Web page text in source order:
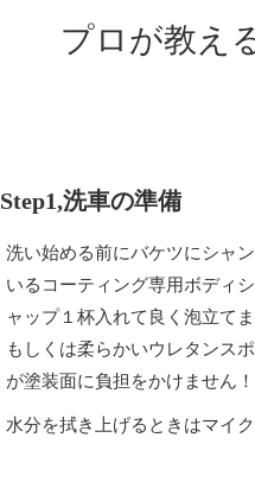
プロが教え
Step1,洗車の準備
洗い始める前にバケツにシャ
いるコーティング専用ボディ
ャップ１杯入れて良く泡立て
もしくは柔らかいウレタンス
が塗装面に負担をかけません！
水分を拭き上げるときはマイ